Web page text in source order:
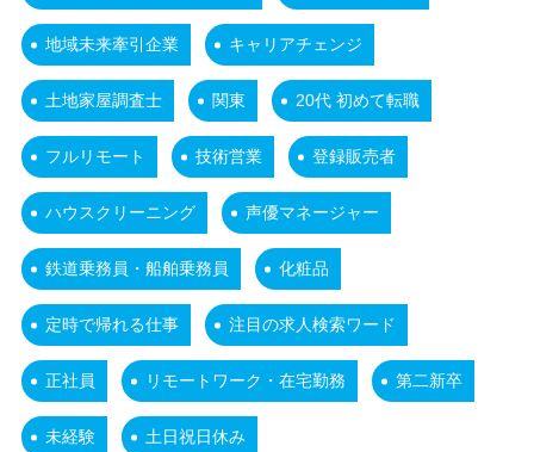
地域未来牽引企業 キャリアチェンジ
土地家屋調査士 関東 20代 初めて転職
フルリモート 技術営業 登録販売者
ハウスクリーニング 声優マネージャー
鉄道乗務員・船舶乗務員 化粧品
定時で帰れる仕事 注目の求人検索ワード
正社員 リモートワーク・在宅勤務 第二新卒
未経験 土日祝日休み